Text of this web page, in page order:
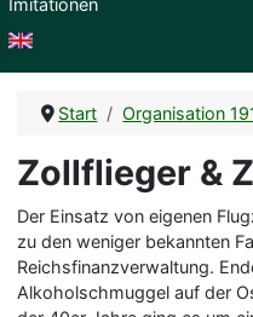
Imitationen
English
Start Organisation
Zollflieger &
Der Einsatz von eigenen
zu den weniger bekannten
Reichsfinanzverwaltung.
Alkoholschmuggel auf der